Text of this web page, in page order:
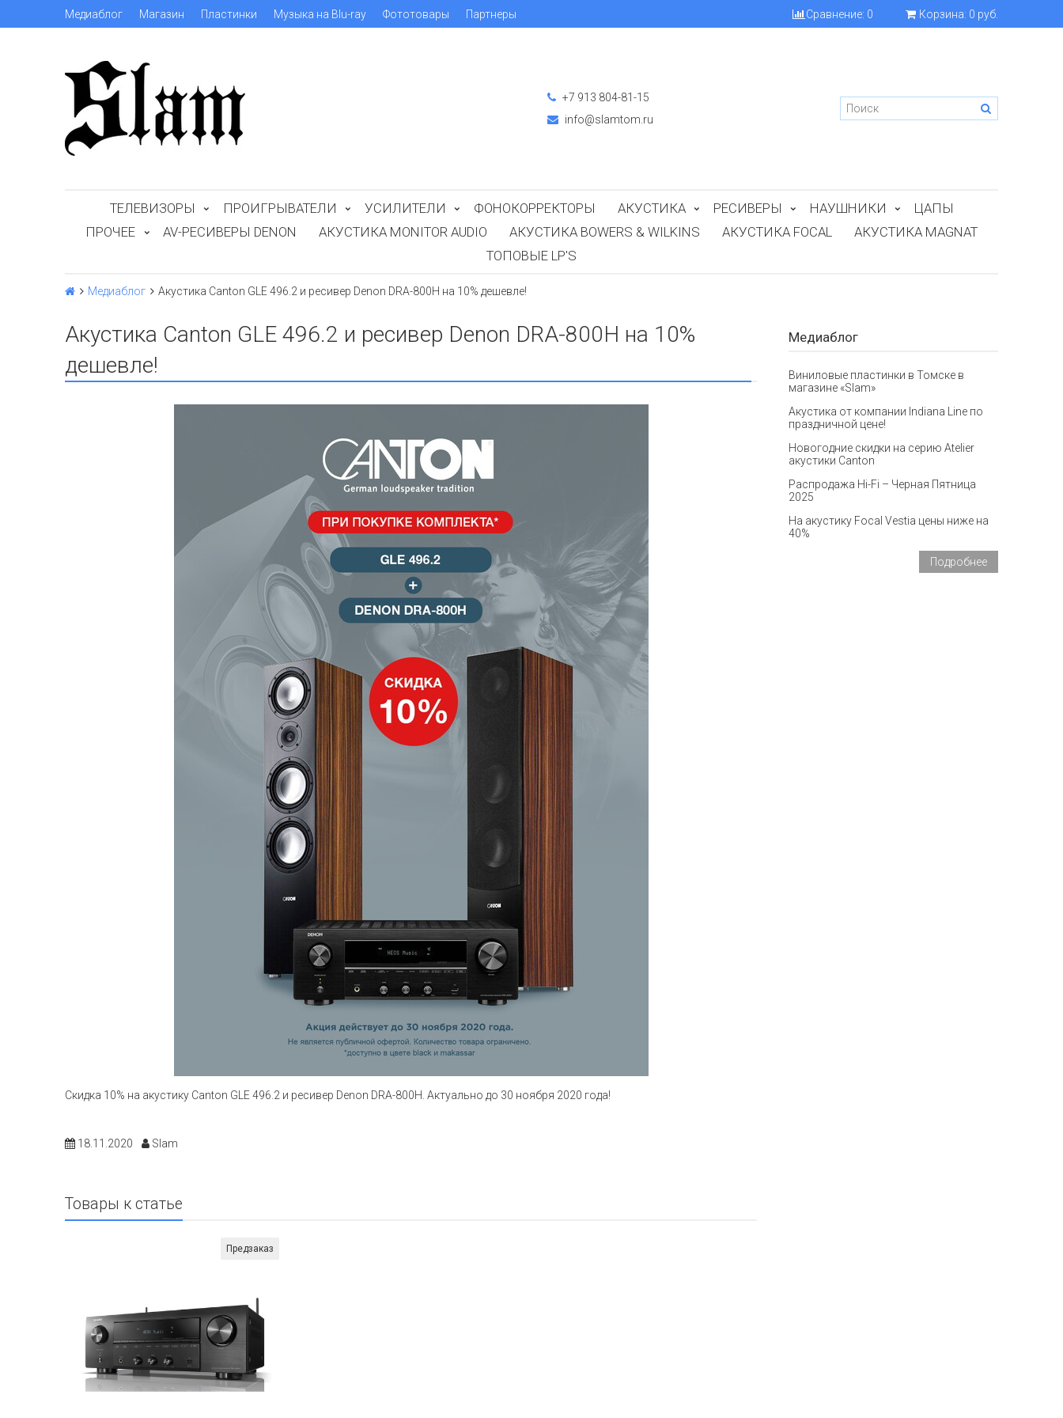
Медиаблог Магазин Пластинки Музыка на Blu-ray Фототовары Партнеры Сравнение: 0 Корзина: 0 руб.
+7 913 804-81-15
info@slamtom.ru
ТЕЛЕВИЗОРЫ ПРОИГРЫВАТЕЛИ УСИЛИТЕЛИ ФОНОКОРРЕКТОРЫ АКУСТИКА РЕСИВЕРЫ НАУШНИКИ
ЦАПЫ
ПРОЧЕЕ
AV-РЕСИВЕРЫ DENON АКУСТИКА MONITOR AUDIO АКУСТИКА BOWERS & WILKINS АКУСТИКА FOCAL
АКУСТИКА MAGNAT
ТОПОВЫЕ LP'S
Медиаблог Акустика Canton GLE 496.2 и ресивер Denon DRA-800H на 10% дешевле!
Акустика Canton GLE 496.2 и ресивер Denon DRA-800H на 10%
дешевле!
Скидка 10% на акустику Canton GLE 496.2 и ресивер Denon DRA-800H. Актуально до 30 ноября 2020 года!
18.11.2020 Slam
Товары к статье
Предзаказ
Медиаблог
Виниловые пластинки в Томске в
магазине «Slam»
Акустика от компании Indiana Line по
праздничной цене!
Новогодние скидки на серию Atelier
акустики Canton
Распродажа Hi-Fi – Черная Пятница
2025
На акустику Focal Vestia цены ниже на
40%
Подробнее